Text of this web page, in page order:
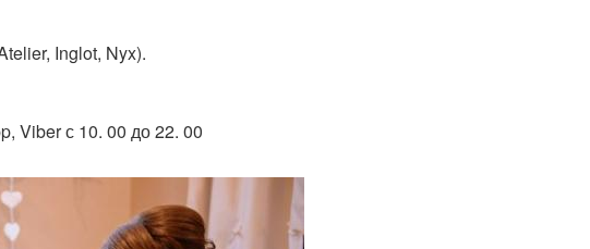
Inglot, Nyx).
Viber с 10. 00 до 22. 00